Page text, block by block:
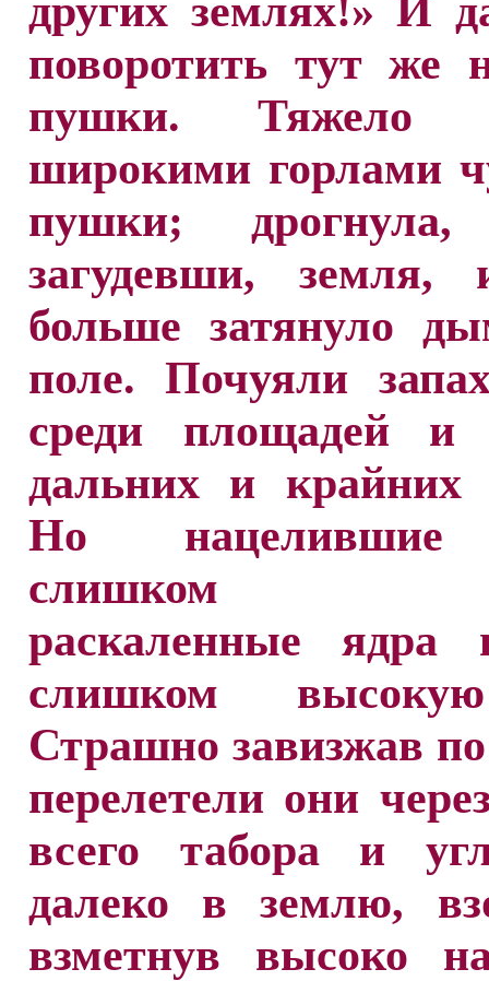
других землях!» И
поворотить тут же
пушки. Тяжело
широкими горлами
пушки; дрогнула,
загудевши, земля,
больше затянуло
поле. Почуяли
среди площадей
дальних и крайних
Но нацелившие
слишком
раскаленные ядра
слишком
Страшно завизжав по
перелетели они
всего табора и
далеко в землю,
взметнув высоко